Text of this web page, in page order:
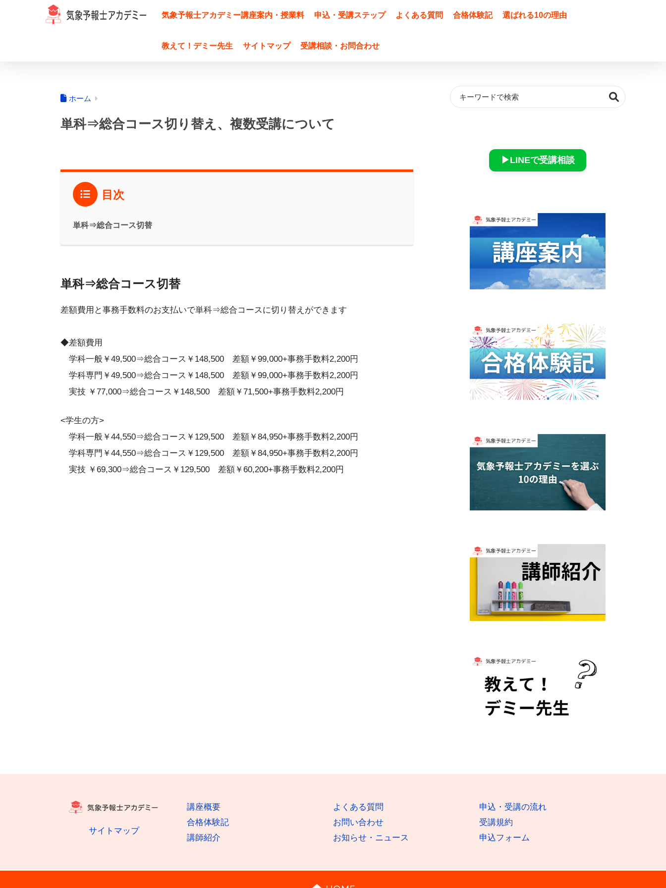
気象予報士アカデミー講座案内・授業料 申込・受講ステップ よくある質問 合格体験記 選ばれる10の理由
教えて！デミー先生 サイトマップ 受講相談・お問合わせ
ホーム
単科⇒総合コース切り替え、複数受講について
目次
単科⇒総合コース切替
単科⇒総合コース切替
差額費用と事務手数料のお支払いで単科⇒総合コースに切り替えができます
◆差額費用
学科一般￥49,500⇒総合コース￥148,500 差額￥99,000+事務手数料2,200円
学科専門￥49,500⇒総合コース￥148,500 差額￥99,000+事務手数料2,200円
実技 ￥77,000⇒総合コース￥148,500 差額￥71,500+事務手数料2,200円
<学生の方>
学科一般￥44,550⇒総合コース￥129,500 差額￥84,950+事務手数料2,200円
学科専門￥44,550⇒総合コース￥129,500 差額￥84,950+事務手数料2,200円
実技 ￥69,300⇒総合コース￥129,500 差額￥60,200+事務手数料2,200円
▶︎LINEで受講相談
サイトマップ
講座概要
合格体験記
講師紹介
よくある質問
お問い合わせ
お知らせ・ニュース
申込・受講の流れ
受講規約
申込フォーム